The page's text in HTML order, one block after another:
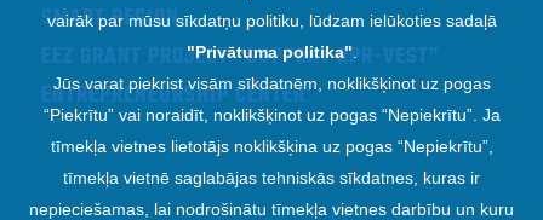
SMART REGION
EEZ GRANT PROJECT “SUPPORT RPR-VEST”
ENTREPRENEURSHIP CENTER
vairāk par mūsu sīkdatņu politiku, lūdzam ielūkoties sadaļā
"Privātuma politika"
Jūs varat piekrist visām sīkdatnēm, noklikšķinot uz pogas
“Piekrītu” vai noraidīt, noklikšķinot uz pogas “Nepiekrītu”. Ja
tīmekļa vietnes lietotājs noklikšķina uz pogas “Nepiekrītu”,
tīmekļa vietnē saglabājas tehniskās sīkdatnes, kuras ir
nepieciešamas, lai nodrošinātu tīmekļa vietnes darbību un kuru